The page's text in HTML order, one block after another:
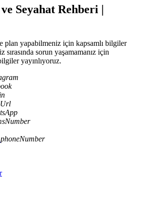
Seyahat Rehberi |
plan yapabilmeniz için kapsamlı bilgiler
sırasında sorun yaşamamanız için
yayınlıyoruz.
phoneNumber